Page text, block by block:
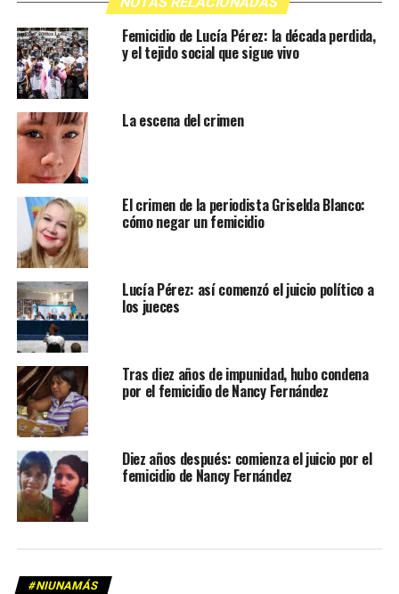
Femicidio de Lucía Pérez: la década perdida,
y el tejido social que sigue vivo
La escena del crimen
El crimen de la periodista Griselda Blanco:
cómo negar un femicidio
Lucía Pérez: así comenzó el juicio político a
los jueces
Tras diez años de impunidad, hubo condena
por el femicidio de Nancy Fernández
Diez años después: comienza el juicio por el
femicidio de Nancy Fernández
#NIUNAMÁS